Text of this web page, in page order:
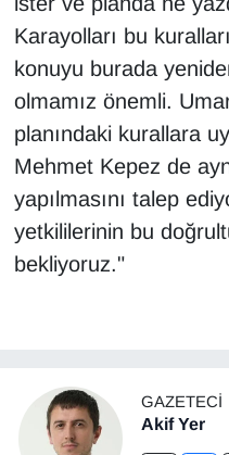
Karayolları bu
konuyu burada
olmamız önemli.
planındaki kurallara
Mehmet Kepez de
yapılmasını talep
yetkililerinin bu
bekliyoruz."
GAZETECI
Akif Yer